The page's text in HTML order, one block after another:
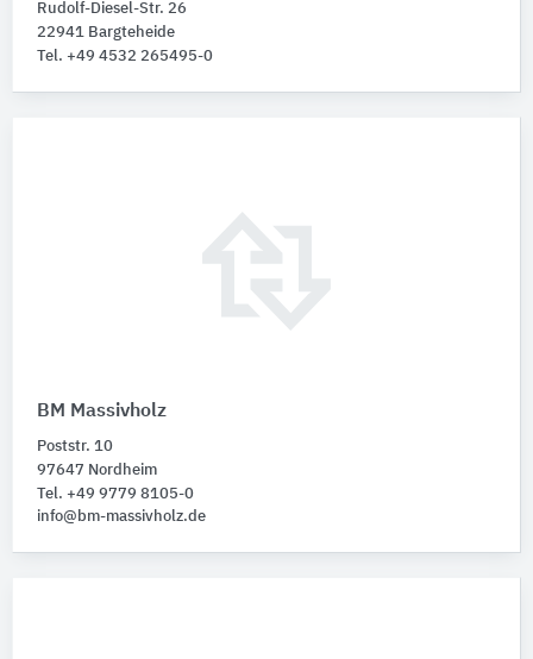
Rudolf-Diesel-Str. 26
22941 Bargteheide
Tel. +49 4532 265495-0
BM Massivholz
Poststr. 10
97647 Nordheim
Tel. +49 9779 8105-0
info@bm-massivholz.de